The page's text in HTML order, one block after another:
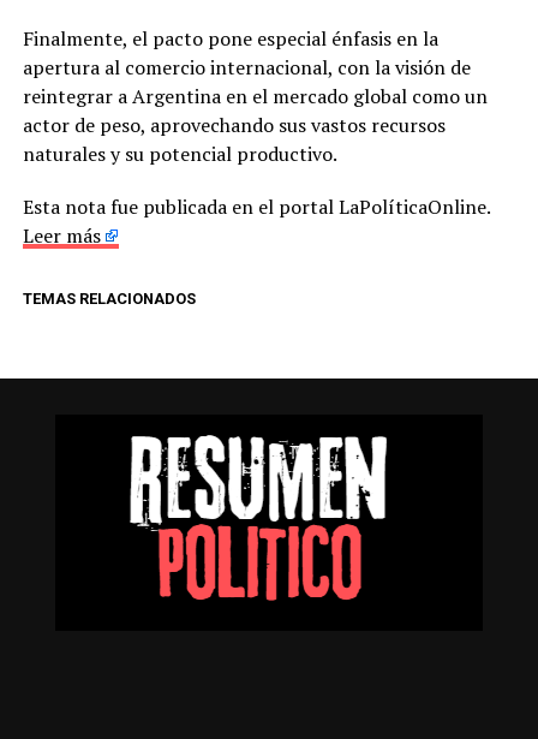
Finalmente, el pacto pone especial énfasis en la
apertura al comercio internacional, con la visión de
reintegrar a Argentina en el mercado global como un
actor de peso, aprovechando sus vastos recursos
naturales y su potencial productivo.
Esta nota fue publicada en el portal LaPolíticaOnline.
Leer más
TEMAS RELACIONADOS